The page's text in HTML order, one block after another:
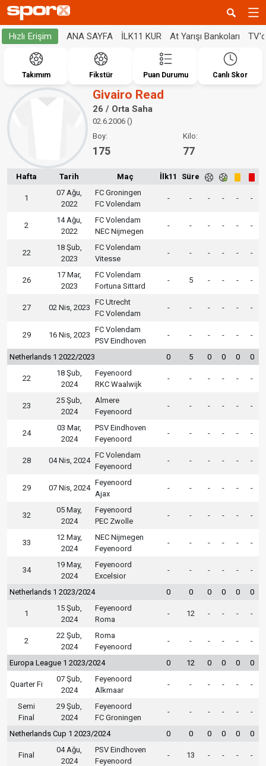
Hızlı Erişim ANA SAYFA İLK11 KUR At Yarışı Bankoları
Takımım Fikstür Puan Durumu Canlı Skor
Givairo Read
26 / Orta Saha
02.6.2006 ()
Boy:
175
Kilo:
77
Hafta Tarih Maç İlk11 Süre
1
07 Ağu,
2022
FC Groningen
FC Volendam
- - - - - -
2
14 Ağu,
2022
FC Volendam
NEC Nijmegen
- - - - - -
22
18 Şub,
2023
FC Volendam
Vitesse
- - - - - -
26
17 Mar,
2023
FC Volendam
Fortuna Sittard
- 5 - - - -
27 02 Nis, 2023
FC Utrecht
FC Volendam
- - - - - -
29 16 Nis, 2023
FC Volendam
PSV Eindhoven
- - - - - -
Netherlands 1 2022/2023 0 5 0 0 0 0
22
18 Şub,
2024
Feyenoord
RKC Waalwijk
- - - - - -
23
25 Şub,
2024
Almere
Feyenoord
- - - - - -
24
03 Mar,
2024
PSV Eindhoven
Feyenoord
- - - - - -
28 04 Nis, 2024
FC Volendam
Feyenoord
- - - - - -
29 07 Nis, 2024
Feyenoord
Ajax
- - - - - -
32
05 May,
2024
Feyenoord
PEC Zwolle
- - - - - -
33
12 May,
2024
NEC Nijmegen
Feyenoord
- - - - - -
34
19 May,
2024
Feyenoord
Excelsior
- - - - - -
Netherlands 1 2023/2024 0 0 0 0 0 0
1
15 Şub,
2024
Feyenoord
Roma
- 12 - - - -
2
22 Şub,
2024
Roma
Feyenoord
- - - - - -
Europa League 1 2023/2024 0 12 0 0 0 0
Quarter Fi
07 Şub,
2024
Feyenoord
Alkmaar
- - - - - -
Semi
Final
29 Şub,
2024
Feyenoord
FC Groningen
- - - - - -
Netherlands Cup 1 2023/2024 0 0 0 0 0 0
Final
04 Ağu,
2024
PSV Eindhoven
Feyenoord
- 13 - - - -